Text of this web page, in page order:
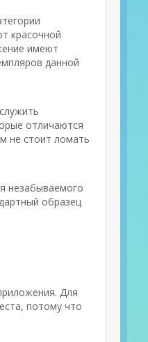
красочной
имеют
данной
отличаются
не стоит ломать
незабываемого
образец
Для
потому что